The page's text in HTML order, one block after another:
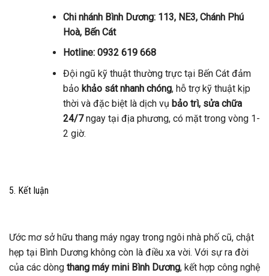
Chi nhánh Bình Dương: 113, NE3, Chánh Phú
Hoà, Bến Cát
Hotline: 0932 619 668
Đội ngũ kỹ thuật thường trực tại Bến Cát đảm
bảo khảo sát nhanh chóng, hỗ trợ kỹ thuật kịp
thời và đặc biệt là dịch vụ bảo trì, sửa chữa
24/7ngay tại địa phương, có mặt trong vòng 1-
2 giờ.
5. Kết luận
Ước mơ sở hữu thang máy ngay trong ngôi nhà phố cũ, chật
hẹp tại Bình Dương không còn là điều xa vời. Với sự ra đời
của các dòng thang máy mini Bình Dương, kết hợp công nghệ